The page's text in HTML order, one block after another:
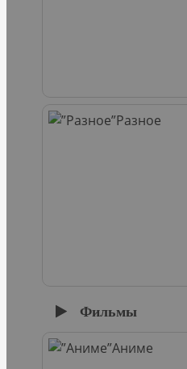
Разное
Фильмы
Аниме